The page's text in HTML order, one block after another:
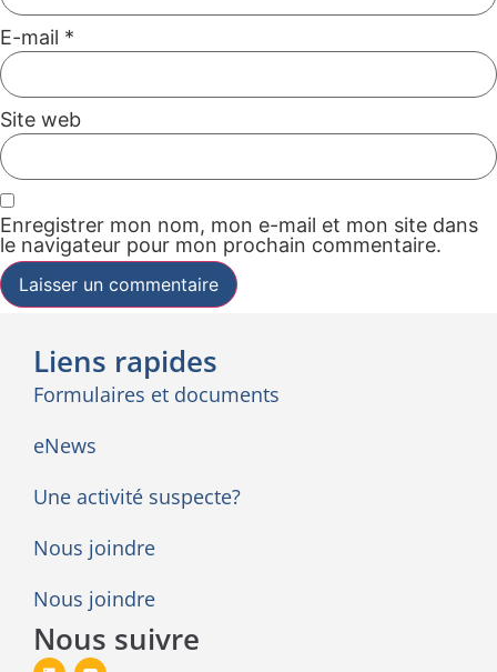
E-mail *
Site web
Enregistrer mon nom, mon e-mail et mon site dans
le navigateur pour mon prochain commentaire.
Liens rapides
Formulaires et documents
eNews
Une activité suspecte?
Nous joindre
Nous joindre
Nous suivre